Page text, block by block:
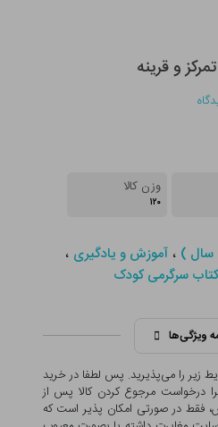
وزن کالا
۱۲۰
،آموزش و یادگیری ،
کتاب سرگرمی کودک
ویژگی‌ها
زیر را می‌پذیرید. پس لطفا در خرید
درخواست مرجوع کردن کالا پس از
فقط در صورتی امکان پذیر است که